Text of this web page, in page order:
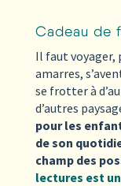
Cadeau de
Il faut voyager,
amarres,
se frotter à
d’autres
pour les
de son
champ des
lectures est